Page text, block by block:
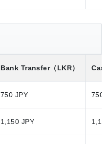
Bank Transfer（LKR）
750 JPY 750
1,150 JPY